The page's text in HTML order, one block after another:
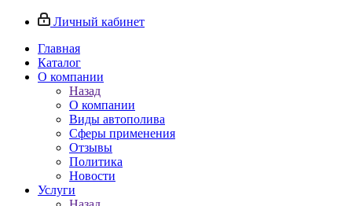
Личный кабинет
Главная
Каталог
О компании
Назад
О компании
Виды автополива
Сферы применения
Отзывы
Политика
Новости
Услуги